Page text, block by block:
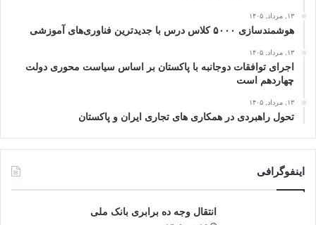
۱۳, مرداد, ۱۴۰۵
هوشمندسازی ۵۰۰۰ کلاس درس با جدیدترین فناوری‌های آموزشی
۱۳, مرداد, ۱۴۰۵
اجرای توافقات دوجانبه با پاکستان بر اساس سیاست محوری دولت
چهاردهم است
۱۳, مرداد, ۱۴۰۵
تحول راهبردی در همکاری های تجاری ایران و پاکستان
اینفوگرافی
انتقال وجه ده برابری بانک ملی